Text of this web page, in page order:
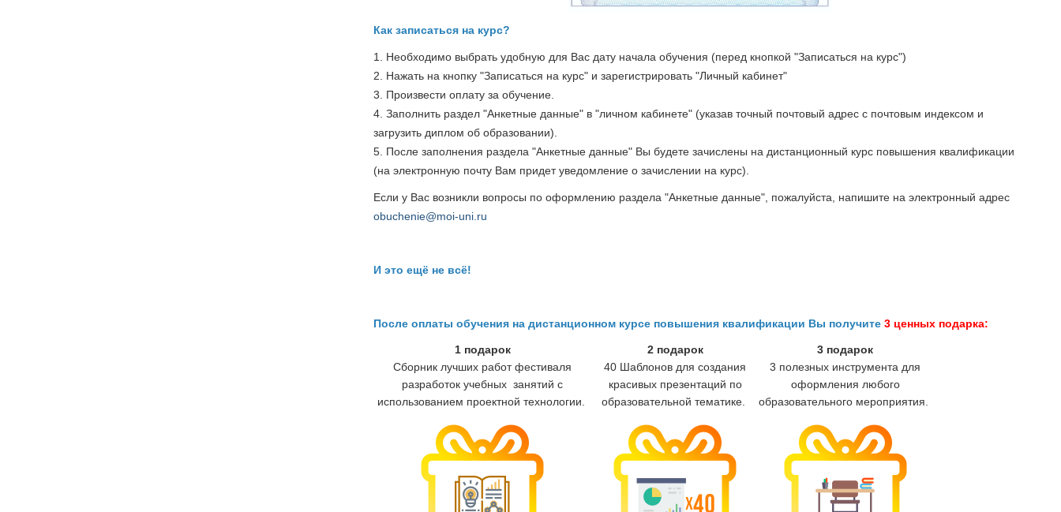
Как записаться на курс?
1. Необходимо выбрать удобную для Вас дату начала обучения (перед кнопкой "Записаться на курс")
2. Нажать на кнопку "Записаться на курс" и зарегистрировать "Личный кабинет"
3. Произвести оплату за обучение.
4. Заполнить раздел "Анкетные данные" в "личном кабинете" (указав точный почтовый адрес с почтовым индексом и
загрузить диплом об образовании).
5. После заполнения раздела "Анкетные данные" Вы будете зачислены на дистанционный курс повышения квалификации
(на электронную почту Вам придет уведомление о зачислении на курс).
Если у Вас возникли вопросы по оформлению раздела "Анкетные данные", пожалуйста, напишите на электронный адрес
obuchenie@moi-uni.ru
И это ещё не всё!
После оплаты обучения на дистанционном курсе повышения квалификации Вы получите 3 ценных подарка:
1 подарок 2 подарок
3 подарок
Сборник лучших работ фестиваля
разработок учебных занятий с
использованием проектной технологии.
40 Шаблонов для создания
красивых презентаций по
образовательной тематике.
3 полезных инструмента для
оформления любого
образовательного мероприятия.